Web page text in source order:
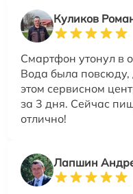
Куликов
Смартфон утонул в
Вода была
этом сервисном
за 3 дня. Сейчас
отлично!
Лапшин